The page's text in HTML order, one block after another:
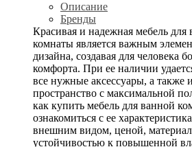
Описание
Бренды
Красивая и надежная мебель для
комнаты является важным
дизайна, создавая для человека
комфорта. При ее наличии
все нужные аксессуары, а также
пространство с максимальной
как купить мебель для ванной
ознакомиться с ее
внешним видом, ценой,
устойчивостью к повышенной